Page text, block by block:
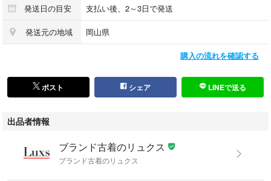
当店では多数のブランド中古(USED)商品を出品中です。本アイテム以外
をお探しの方は検索窓に
#ブランド古着のリュクス
で検索いただくと商品一覧が検索いただけます！
こちらの商品はラクマ公式パートナーのブランド古着のリュクス（株式会
発送日の目安 支払い後、2～3日で発送
発送元の地域 岡山県
購入の流れを確認する
ポスト シェア LINEで送る
出品者情報
ブランド古着のリュクス
ブランド古着のリュクス